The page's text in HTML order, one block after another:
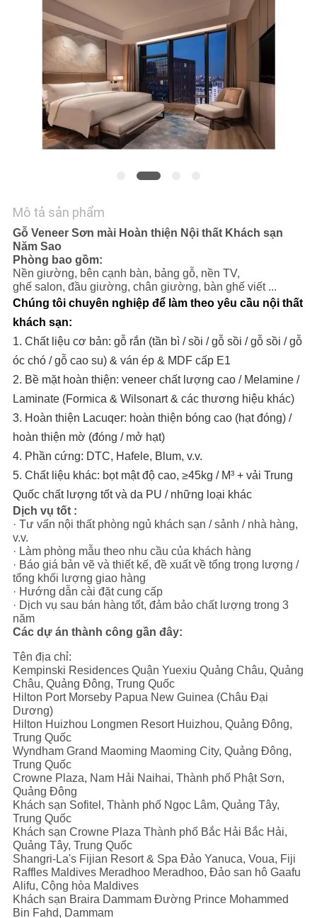
TRANG
PRIVACY
POLICY
Mô tả sản phẩm
Gỗ Veneer Sơn mài Hoàn thiện Nội thất Khách sạn
Năm Sao
Phòng bao gồm:
Nền giường, bên cạnh bàn, bảng gỗ, nền TV,
ghế salon, đầu giường, chân giường, bàn ghế viết ...
Chúng tôi chuyên nghiệp để làm theo yêu cầu nội thất
khách sạn:
1. Chất liệu cơ bản: gỗ rắn (tần bì / sồi / gỗ sồi / gỗ sồi / gỗ
óc chó / gỗ cao su) & ván ép & MDF cấp E1
2. Bề mặt hoàn thiện: veneer chất lượng cao / Melamine /
Laminate (Formica & Wilsonart & các thương hiệu khác)
3. Hoàn thiện Lacuqer: hoàn thiện bóng cao (hạt đóng) /
hoàn thiện mờ (đóng / mở hạt)
4. Phần cứng: DTC, Hafele, Blum, v.v.
5. Chất liệu khác: bọt mật độ cao, ≥45kg / M³ + vải Trung
Quốc chất lượng tốt và da PU / những loại khác
Dịch vụ tốt :
· Tư vấn nội thất phòng ngủ khách sạn / sảnh / nhà hàng,
v.v.
· Làm phòng mẫu theo nhu cầu của khách hàng
· Báo giá bản vẽ và thiết kế, đề xuất về tổng trọng lượng /
tổng khối lượng giao hàng
· Hướng dẫn cài đặt cung cấp
· Dịch vụ sau bán hàng tốt, đảm bảo chất lượng trong 3
năm
Các dự án thành công gần đây:
Tên địa chỉ:
Kempinski Residences Quận Yuexiu Quảng Châu, Quảng
Châu, Quảng Đông, Trung Quốc
Hilton Port Morseby Papua New Guinea (Châu Đại
Dương)
Hilton Huizhou Longmen Resort Huizhou, Quảng Đông,
Trung Quốc
Wyndham Grand Maoming Maoming City, Quảng Đông,
Trung Quốc
Crowne Plaza, Nam Hải Naihai, Thành phố Phật Sơn,
Quảng Đông
Khách sạn Sofitel, Thành phố Ngọc Lâm, Quảng Tây,
Trung Quốc
Khách sạn Crowne Plaza Thành phố Bắc Hải Bắc Hải,
Quảng Tây, Trung Quốc
Shangri-La's Fijian Resort & Spa Đảo Yanuca, Voua, Fiji
Raffles Maldives Meradhoo Meradhoo, Đảo san hô Gaafu
Alifu, Cộng hòa Maldives
Khách sạn Braira Dammam Đường Prince Mohammed
Bin Fahd, Dammam